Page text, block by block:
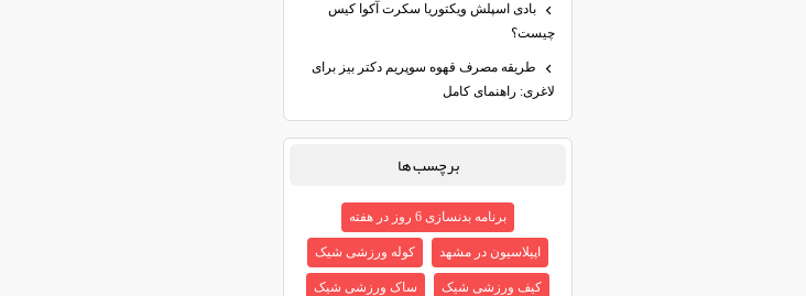
بادی اسپلش ویکتوریا سکرت آکوا کیس
چیست؟
طریقه مصرف قهوه سوپریم دکتر بیز برای
لاغری: راهنمای کامل
برچسب ها
برنامه بدنسازی 6 روز در هفته
اپیلاسیون در مشهد کوله ورزشی شیک
کیف ورزشی شیک ساک ورزشی شیک